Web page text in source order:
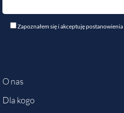
Zapoznałem się i akceptuję postanowienia
O nas
Dla kogo